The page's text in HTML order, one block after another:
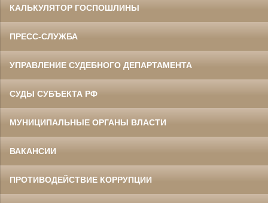
КАЛЬКУЛЯТОР ГОСПОШЛИНЫ
ПРЕСС-СЛУЖБА
УПРАВЛЕНИЕ СУДЕБНОГО ДЕПАРТАМЕНТА
СУДЫ СУБЪЕКТА РФ
МУНИЦИПАЛЬНЫЕ ОРГАНЫ ВЛАСТИ
ВАКАНСИИ
ПРОТИВОДЕЙСТВИЕ КОРРУПЦИИ